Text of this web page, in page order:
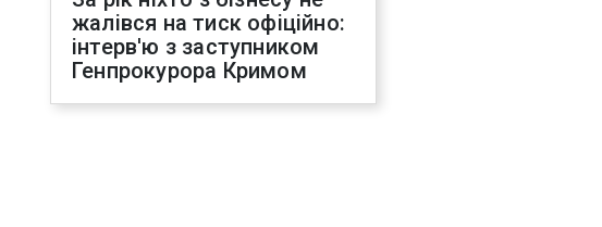
жалівся на тиск офіційно:
інтерв'ю з заступником
Генпрокурора Кримом